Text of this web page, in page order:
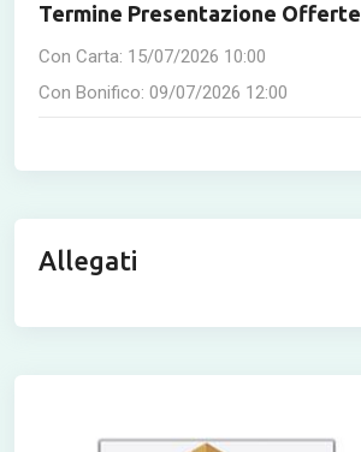
Termine Presentazione Offerte
Con Carta: 15/07/2026 10:00
Con Bonifico: 09/07/2026 12:00
Allegati